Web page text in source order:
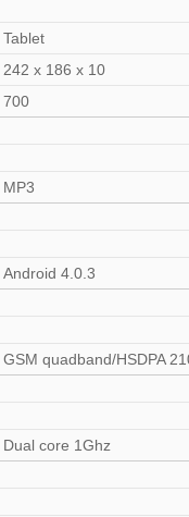
Tablet
242 x 186 x 10
700
MP3
Android 4.0.3
GSM quadband/HSDPA
Dual core 1Ghz